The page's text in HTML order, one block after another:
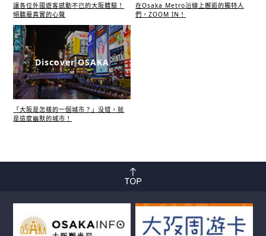
讓各位外國遊客感動不已的大阪體驗！
傾聽最真實的心聲
在Osaka Metro沿線上邂逅的獨特人
們，ZOOM IN！
Discover OSAKA
「大阪是怎樣的一個城市？」没错，就
是這麼幽默的城市！